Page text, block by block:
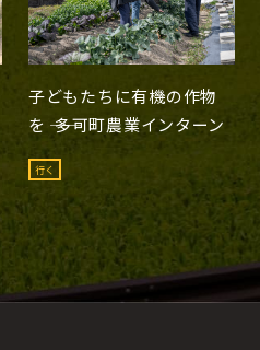
子どもたちに有機の作物
を ―― 多可町農業インターン
行く